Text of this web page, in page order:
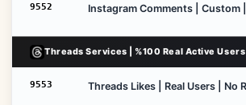
9552 Instagram Comments | Custom
Threads Services | %100 Real Active Users
9553 Threads Likes | Real Users |